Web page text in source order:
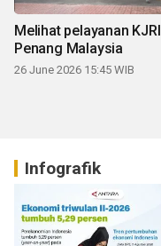
Melihat pelayanan KJRI
Penang Malaysia
26 June 2026 15:45 WIB
Infografik